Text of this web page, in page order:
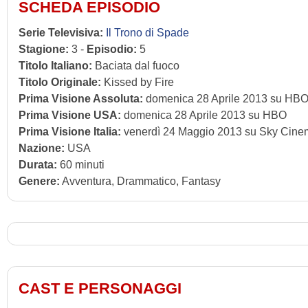
SCHEDA EPISODIO
Serie Televisiva:
Il Trono di Spade
Stagione: 3 - Episodio: 5
Titolo Italiano: Baciata dal fuoco
Titolo Originale: Kissed by Fire
Prima Visione Assoluta: domenica 28 Aprile 2013 su HBO
Prima Visione USA: domenica 28 Aprile 2013 su HBO
Prima Visione Italia: venerdì 24 Maggio 2013 su Sky
Nazione: USA
Durata: 60 minuti
Genere: Avventura, Drammatico, Fantasy
CAST E PERSONAGGI